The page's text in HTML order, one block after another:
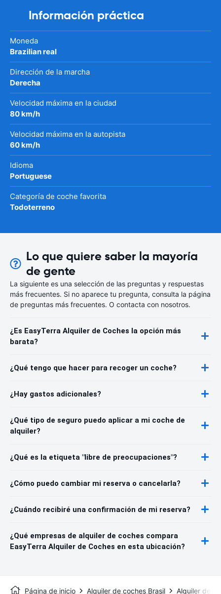
Información práctica
Moneda
Brazilian real
Dirección de la marcha
Derecha
Velocidad máxima en la ciudad
80 km/h
Velocidad máxima en la autopista
60 km/h
Idioma
Portuguese
Categoría de coche favorita
Todoterreno
Lo que quiere saber la mayoría
de gente
La siguiente es una selección de las preguntas y respuestas
más frecuentes. Si no aparece tu pregunta, consulta la página
de preguntas más frecuentes. O contacta con nosotros.
¿Es EasyTerra Alquiler de Coches la opción más
barata?
¿Qué tengo que hacer para recoger un coche?
¿Hay gastos adicionales?
¿Qué tipo de seguro puedo aplicar a mi coche de
alquiler?
¿Qué es la etiqueta "libre de preocupaciones"?
¿Cómo puedo cambiar mi reserva o cancelarla?
¿Cuándo recibiré una confirmación de mi reserva?
¿Qué empresas de alquiler de coches compara
EasyTerra Alquiler de Coches en esta ubicación?
Página de inicio Alquiler de coches Brasil Alquiler de